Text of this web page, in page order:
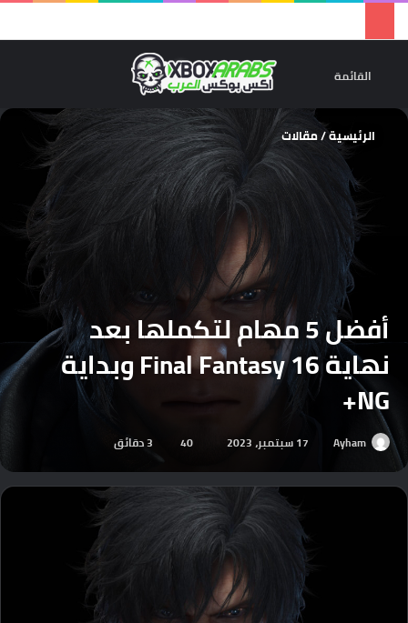
القائمة
الرئيسية/مقالات
أفضل 5 مهام لتكملها بعد
نهاية Final Fantasy 16 وبداية
NG+
Ayham 17 سبتمبر، 2023 40